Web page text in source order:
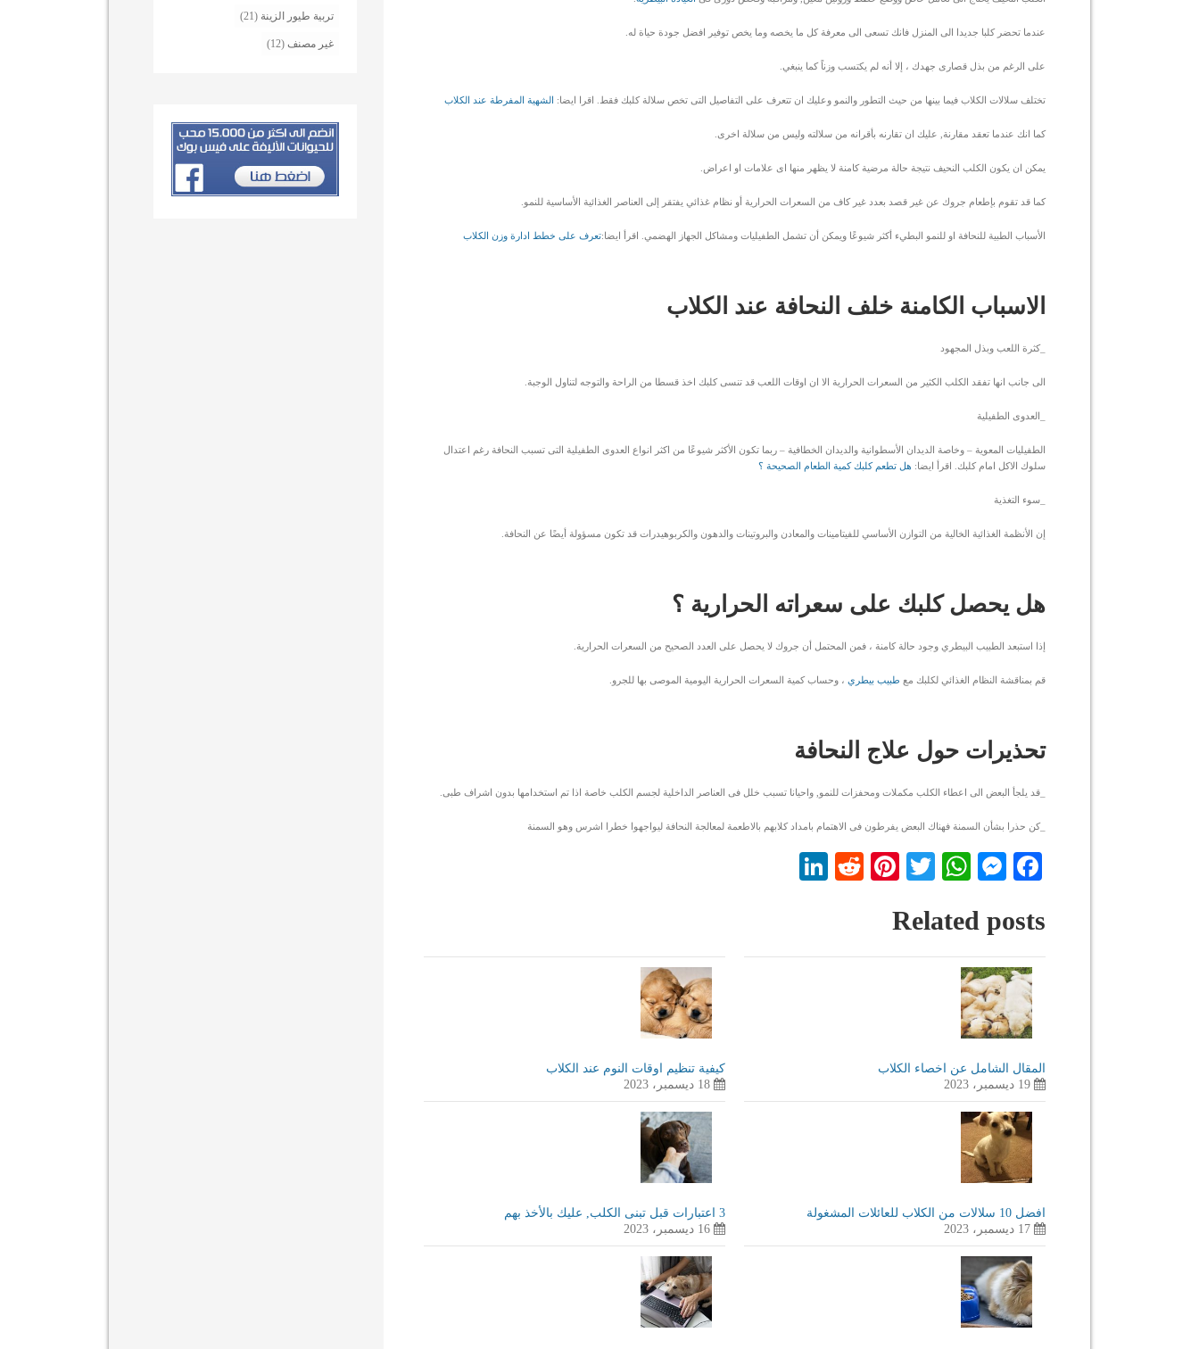
عندما تحضر كلبا جديدا الى المنزل فانك تسعى الى معرفة كل ما يخصه وما يخص توفير افضل جودة حياة له.
على الرغم من بذل قصارى جهدك ، إلا أنه لم يكتسب وزناً كما ينبغي.
تختلف سلالات الكلاب فيما بينها من حيث التطور والنمو وعليك ان تتعرف على التفاصيل التى تخص سلالة كلبك فقط. اقرا ايضا: الشهية المفرطة عند الكلاب
كما انك عندما تعقد مقارنة, عليك ان تقارنه بأقرانه من سلالته وليس من سلالة اخرى.
يمكن ان يكون الكلب النحيف نتيجة حالة مرضية كامنة لا يظهر منها اى علامات او اعراض.
كما قد تقوم بإطعام جروك عن غير قصد بعدد غير كاف من السعرات الحرارية أو نظام غذائي يفتقر إلى العناصر الغذائية الأساسية للنمو.
الأسباب الطبية للنحافة او للنمو البطيء أكثر شيوعًا ويمكن أن تشمل الطفيليات ومشاكل الجهاز الهضمي. اقرأ ايضا:تعرف على خطط ادارة وزن الكلاب
الاسباب الكامنة خلف النحافة عند الكلاب
_كثرة اللعب وبذل المجهود
الى جانب انها تفقد الكلب الكثير من السعرات الحرارية الا ان اوقات اللعب قد تنسى كلبك اخذ قسطا من الراحة والتوجه لتناول الوجبة.
_العدوى الطفيلية
الطفيليات المعوية – وخاصة الديدان الأسطوانية والديدان الخطافية – ربما تكون الأكثر شيوعًا من اكثر انواع العدوى الطفيلية التى تسبب النحافة رغم اعتدال
سلوك الاكل امام كلبك. اقرأ ايضا: هل تطعم كلبك كمية الطعام الصحيحة ؟
_سوء التغذية
إن الأنظمة الغذائية الخالية من التوازن الأساسي للفيتامينات والمعادن والبروتينات والدهون والكربوهيدرات قد تكون مسؤولة أيضًا عن النحافة.
هل يحصل كلبك على سعراته الحرارية ؟
إذا استبعد الطبيب البيطري وجود حالة كامنة ، فمن المحتمل أن جروك لا يحصل على العدد الصحيح من السعرات الحرارية.
قم بمناقشة النظام الغذائي لكلبك مع طبيب بيطري ، وحساب كمية السعرات الحرارية اليومية الموصى بها للجرو.
تحذيرات حول علاج النحافة
_قد يلجأ البعض الى اعطاء الكلب مكملات ومحفزات للنمو, واحيانا تسبب خلل فى العناصر الداخلية لجسم الكلب خاصة اذا تم استخدامها بدون اشراف طبى.
_كن حذرا بشأن السمنة فهناك البعض يفرطون فى الاهتمام بامداد كلابهم بالاطعمة لمعالجة النحافة ليواجهوا خطرا اشرس وهو السمنة
Facebook
Messenger
WhatsApp
Twitter
Pinterest
Reddit
Related posts
المقال الشامل عن اخصاء الكلاب
19 ديسمبر، 2023
كيفية تنظيم اوقات النوم عند الكلاب
18 ديسمبر، 2023
افضل 10 سلالات من الكلاب للعائلات المشغولة
17 ديسمبر، 2023
3 اعتبارات قبل تبنى الكلب, عليك بالأخذ بهم
16 ديسمبر، 2023
تربية طيور الزينة (21)
غير مصنف (12)